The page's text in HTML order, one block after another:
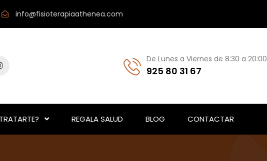
info@fisioterapiaathenea.com
De Lunes a Viernes de 8:30 a 20:00
925 80 31 67
REGALA SALUD BLOG CONTACTAR